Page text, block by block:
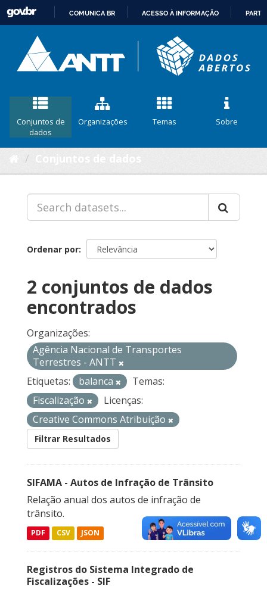
CONTEÚDO
COMUNICA BR ACESSO À INFORMAÇÃO
Conjuntos de
dados
Organizações Temas Sobre
Ordenar por
2 conjuntos de dados
encontrados
Organizações:
Agência Nacional de Transportes
Terrestres - ANTT
Etiquetas:
balanca
Temas:
Fiscalização
Licenças:
Creative Commons Atribuição
Filtrar Resultados
SIFAMA - Autos de Infração de Trânsito
Relação anual dos autos de infração de
trânsito.
PDF CSV JSON
Registros do Sistema Integrado de
Fiscalizações - SIF